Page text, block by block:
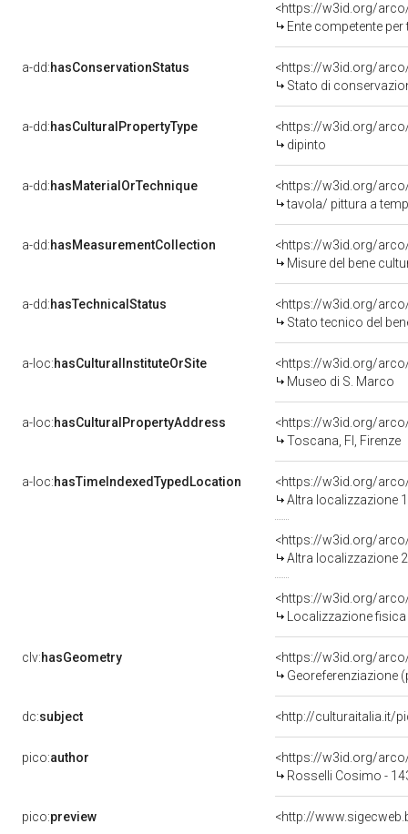
<https://w3id.org/
Ente competente
a-dd:hasConservationStatus
<https://w3id.org/
Stato di
a-dd:hasCulturalPropertyType
<https://w3id.org/
dipinto
a-dd:hasMaterialOrTechnique
<https://w3id.org/
tavola/ pittura a
a-dd:hasMeasurementCollection
<https://w3id.org/
Misure del bene
a-dd:hasTechnicalStatus
<https://w3id.org/
Stato tecnico del
a-loc:hasCulturalInstituteOrSite
<https://w3id.org/
Museo di S. Marco
a-loc:hasCulturalPropertyAddress
<https://w3id.org/
Toscana, FI, Firenze
a-loc:hasTimeIndexedTypedLocation
<https://w3id.org/
Altra localizzazione
<https://w3id.org/
Altra localizzazione
<https://w3id.org/
Localizzazione
clv:hasGeometry
<https://w3id.org/
Georeferenziazione
dc:subject <http://culturaitalia.it/
pico:author
<https://w3id.org/
Rosselli Cosimo -
pico:preview <http://